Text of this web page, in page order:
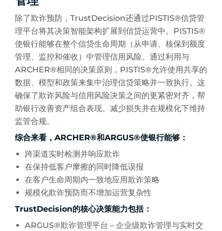
除了欺诈预防，TrustDecision还通过PISTIS®信贷管
理平台将其决策智能架构扩展到信贷运营中。PISTIS®
使银行能够在整个信贷生命周期（从申请、核保到额度
管理、监控和催收）中管理信用风险。通过利用与
ARCHER®相同的决策原则，PISTIS®允许使用共享的
数据、模型和政策来集中治理信贷策略并一致执行。这
确保了欺诈风险与信用风险决策之间的更紧密对齐，帮
助银行改善资产组合表现、减少损失并在规模化下维持
监管合规。
综合来看，ARCHER®和ARGUS®使银行能够：
跨渠道实时检测并响应欺诈
在保持低客户摩擦的同时降低误报
在客户生命周期内一致地应用欺诈策略
规模化欺诈预防而不增加运营复杂性
TrustDecision的核心决策能力包括：
ARGUS®欺诈管理平台 – 企业级欺诈管理与实时交